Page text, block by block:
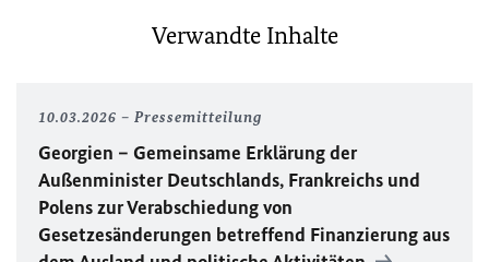
Verwandte Inhalte
10.03.2026 Pressemitteilung
Georgien – Gemeinsame Erklärung der
Außenminister Deutschlands, Frankreichs und
Polens zur Verabschiedung von
Gesetzesänderungen betreffend Finanzierung aus